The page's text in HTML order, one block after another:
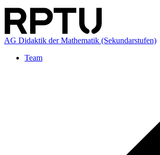
AG Didaktik der Mathematik (Sekundarstufen)
Team